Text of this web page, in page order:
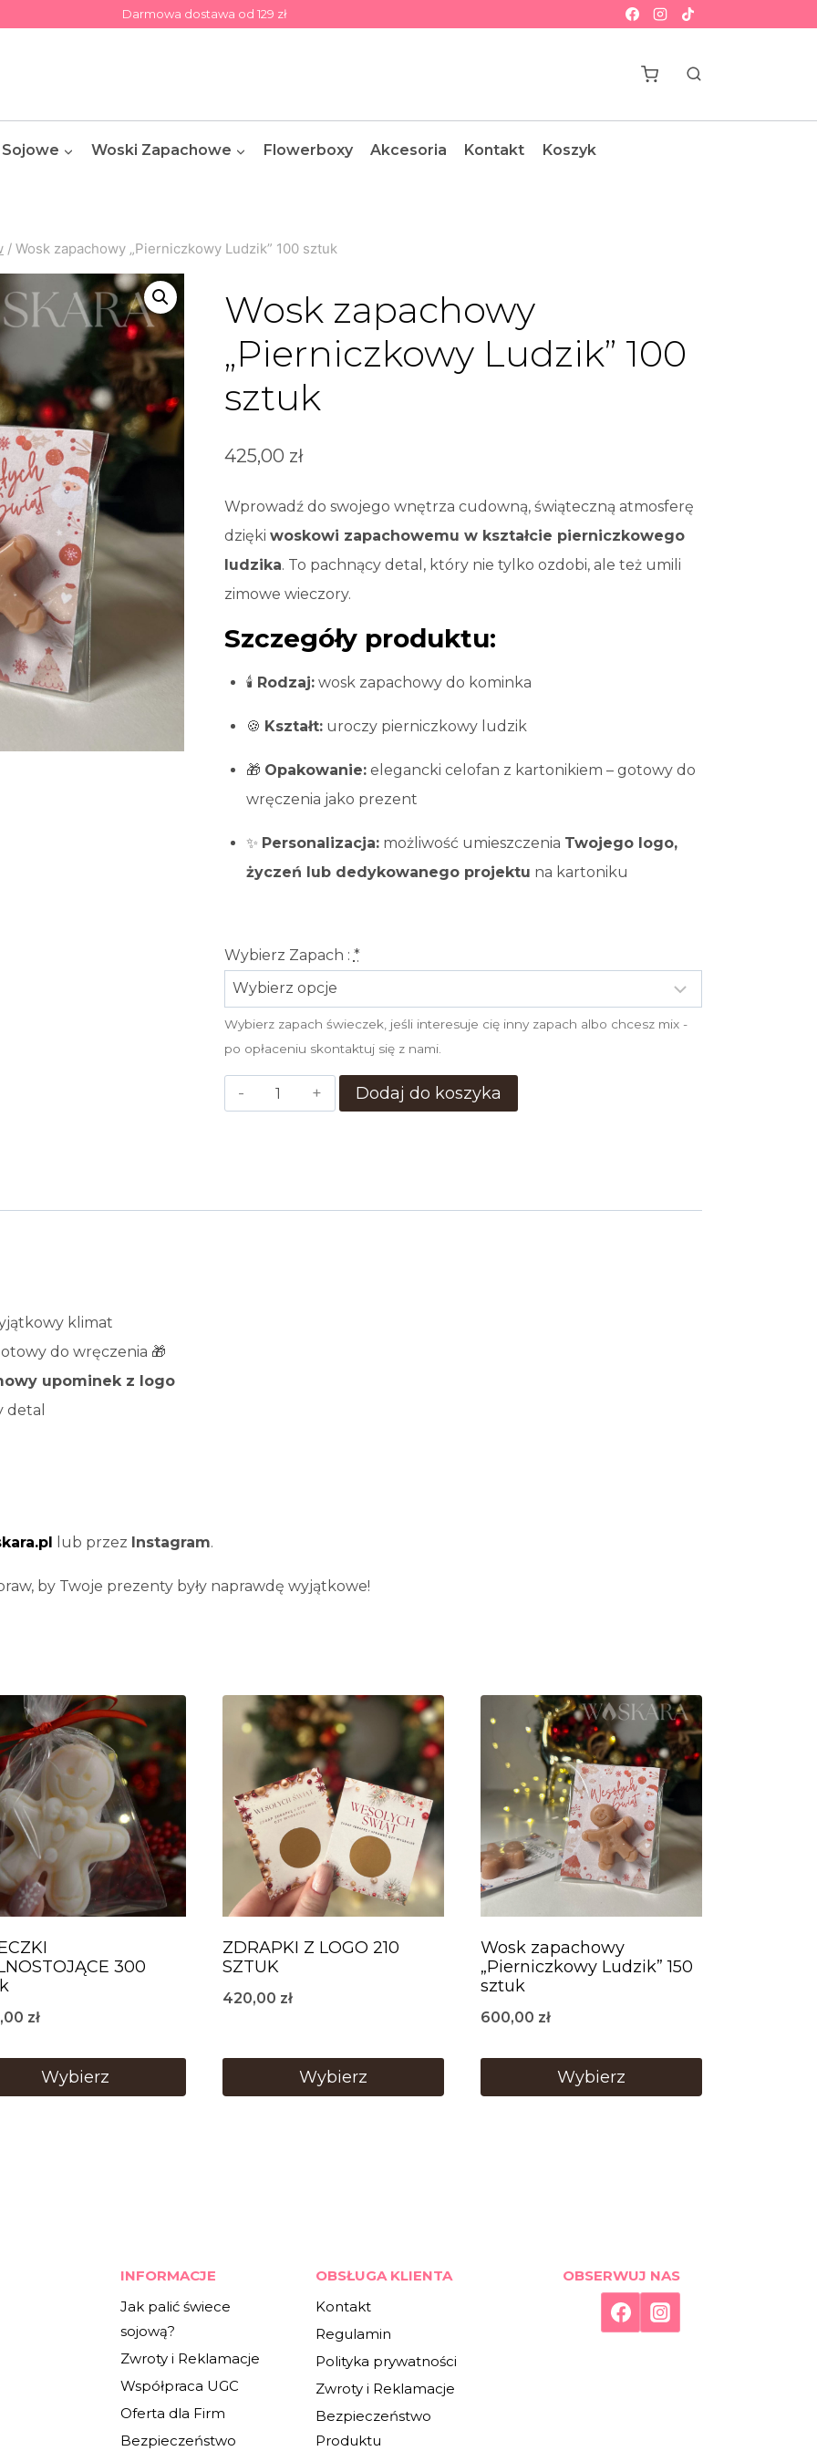
Darmowa dostawa od 129 zł
Woski Zapachowe Flowerboxy Akcesoria Kontakt Koszyk
/ Wosk zapachowy „Pierniczkowy Ludzik” 100 sztuk
Wosk zapachowy
„Pierniczkowy Ludzik” 100
sztuk
425,00 zł
Wprowadź do swojego wnętrza cudowną, świąteczną atmosferę
dzięki woskowi zapachowemu w kształcie pierniczkowego
ludzika. To pachnący detal, który nie tylko ozdobi, ale też umili
zimowe wieczory.
Szczegóły produktu:
🕯️ Rodzaj:wosk zapachowy do kominka
🍪 Kształt:uroczy pierniczkowy ludzik
🎁 Opakowanie:elegancki celofan z kartonikiem – gotowy do
wręczenia jako prezent
✨ Personalizacja:możliwość umieszczenia Twojego logo,
życzeń lub dedykowanego projektu na kartoniku
Wybierz Zapach : *
Wybierz zapach świeczek, jeśli interesuje cię inny zapach albo chcesz mix -
po opłaceniu skontaktuj się z nami.
ilość
Dodaj do koszyka
klimat
do wręczenia 🎁
upominek z logo
detal
lub przez Instagram.
by Twoje prezenty były naprawdę wyjątkowe!
300
zł
Wybierz
ZDRAPKI Z LOGO 210
SZTUK
420,00 zł
Wybierz
Wosk zapachowy
„Pierniczkowy Ludzik” 150
sztuk
600,00 zł
Wybierz
INFORMACJE
Jak palić świece
sojową?
Zwroty i Reklamacje
Współpraca UGC
Oferta dla Firm
Bezpieczeństwo
OBSŁUGA KLIENTA
Kontakt
Regulamin
Polityka prywatności
Zwroty i Reklamacje
Bezpieczeństwo
Produktu
OBSERWUJ NAS